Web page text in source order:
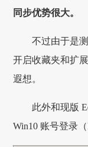
同步优势很大。
不过由于是
开启收藏夹和扩
遐想。
此外和现版
Win10 账号登录